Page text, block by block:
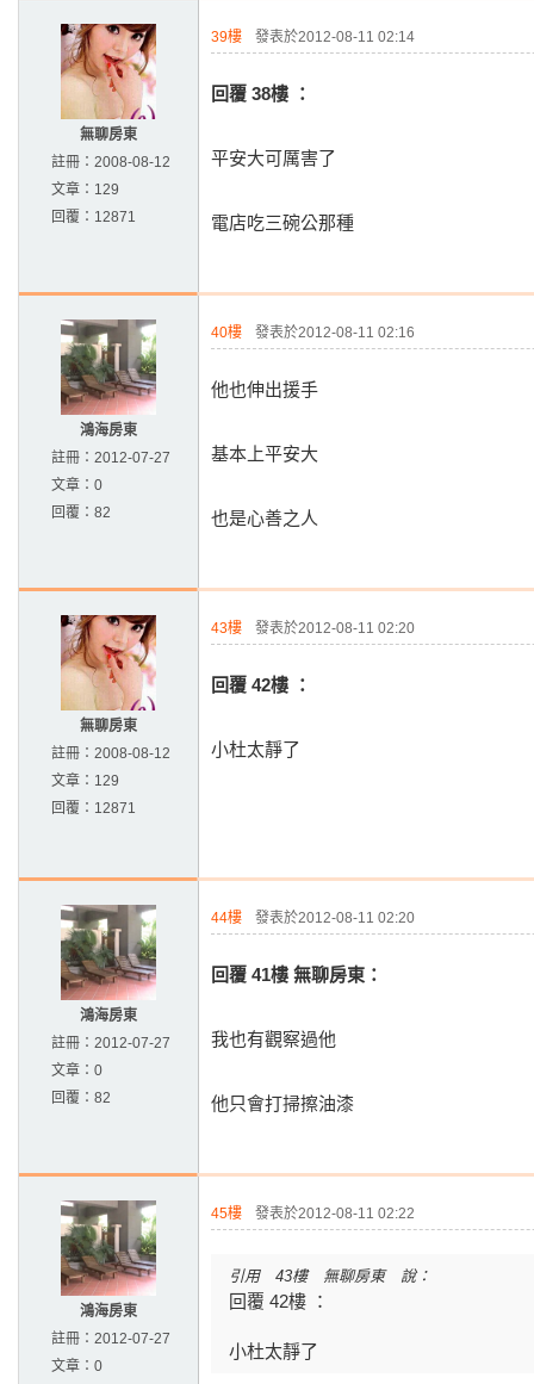
無聊房東
註冊： 2008-08-12
文章： 129
回覆： 12871
39樓 發表於2012-08-11 02:14
回覆 38樓 ：
平安大可厲害了
電店吃三碗公那種
鴻海房東
註冊： 2012-07-27
文章： 0
回覆： 82
40樓 發表於2012-08-11 02:16
他也伸出援手
基本上平安大
也是心善之人
無聊房東
註冊： 2008-08-12
文章： 129
回覆： 12871
43樓 發表於2012-08-11 02:20
回覆 42樓 ：
小杜太靜了
鴻海房東
註冊： 2012-07-27
文章： 0
回覆： 82
44樓 發表於2012-08-11 02:20
回覆 41樓 無聊房東：
我也有觀察過他
他只會打掃擦油漆
鴻海房東
註冊： 2012-07-27
文章： 0
45樓 發表於2012-08-11 02:22
引用 43樓 無聊房東 說：
回覆 42樓 ：
小杜太靜了